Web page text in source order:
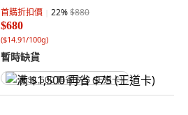
首購折扣價 22%$880
$680
($14.91/100g)
暫時缺貨
满 $1,500 再省 $75 (王道卡)